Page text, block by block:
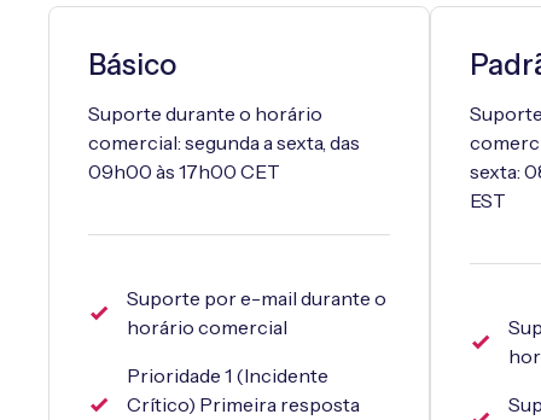
Básico
Suporte durante o horário
comercial: segunda a sexta, das
09h00 às 17h00 CET
Suporte por e-mail durante o
horário comercial
Prioridade 1 (Incidente
Crítico) Primeira resposta
sexta:
EST